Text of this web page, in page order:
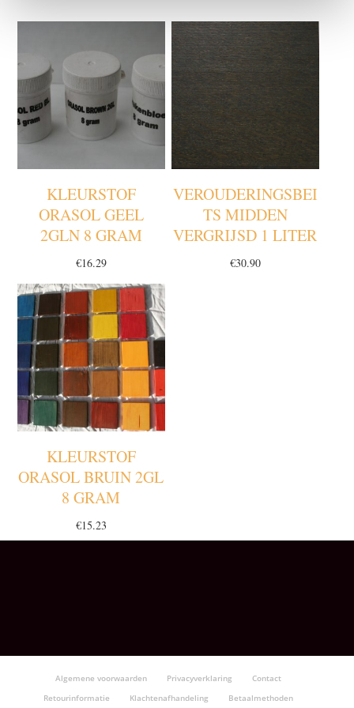
KLEURSTOF
ORASOL GEEL
2GLN 8 GRAM
€16.29
VEROUDERINGSBEI
TS MIDDEN
VERGRIJSD 1 LITER
€30.90
KLEURSTOF
ORASOL BRUIN 2GL
8 GRAM
€15.23
Algemene voorwaarden Privacyverklaring
Contact
Retourinformatie
Klachtenafhandeling Betaalmethoden